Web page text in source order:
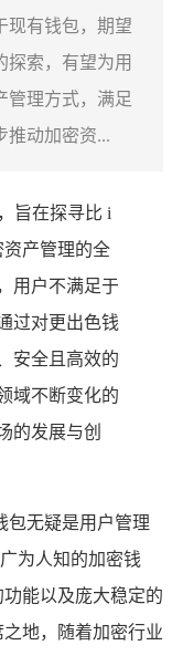
现有钱包，期望
探索，有望为用
管理方式，满足
推动加密资...
旨在探寻比 i
资产管理的全
用户不满足于
过对更出色钱
安全且高效的
域不断变化的
的发展与创
包无疑是用户管理
为人知的加密钱
能以及庞大稳定的
地，随着加密行业